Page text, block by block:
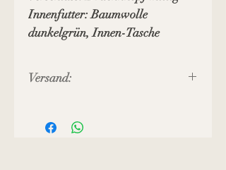
Innenfutter: Baumwolle
dunkelgrün, Innen-Tasche
Versand:
Versandkosten